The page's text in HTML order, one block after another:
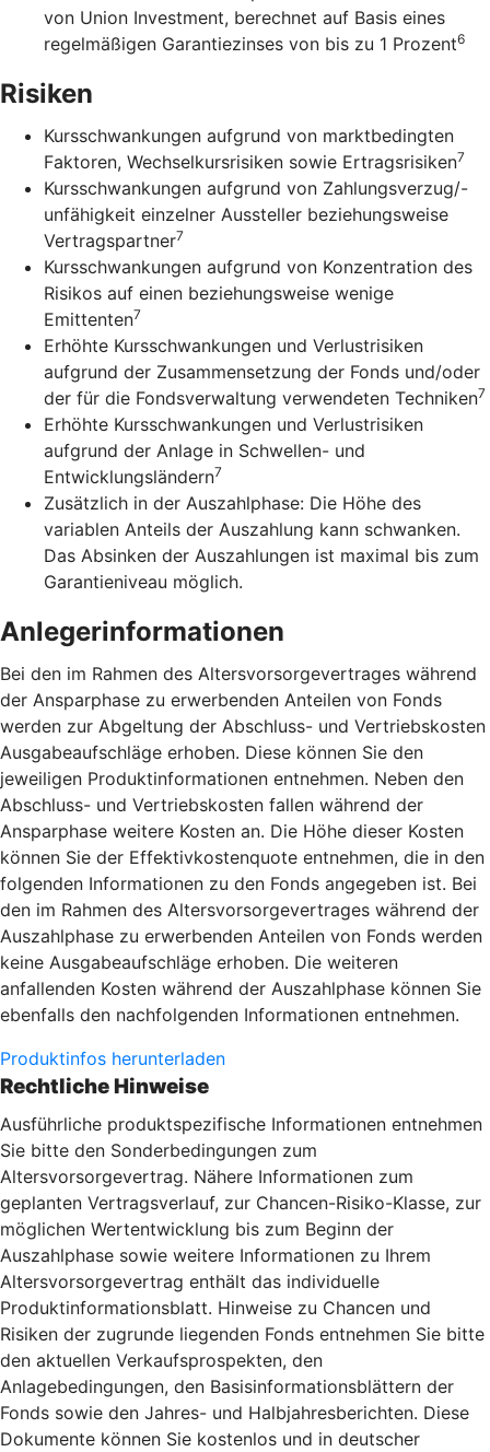
von Union Investment, berechnet auf Basis eines
regelmäßigen Garantiezinses von bis zu 1 Prozent6
Risiken
Kursschwankungen aufgrund von marktbedingten
Faktoren, Wechselkursrisiken sowie Ertragsrisiken7
Kursschwankungen aufgrund von Zahlungsverzug/-
unfähigkeit einzelner Aussteller beziehungsweise
Vertragspartner7
Kursschwankungen aufgrund von Konzentration des
Risikos auf einen beziehungsweise wenige
Emittenten7
Erhöhte Kursschwankungen und Verlustrisiken
aufgrund der Zusammensetzung der Fonds und/oder
der für die Fondsverwaltung verwendeten Techniken7
Erhöhte Kursschwankungen und Verlustrisiken
aufgrund der Anlage in Schwellen- und
Entwicklungsländern7
Zusätzlich in der Auszahlphase: Die Höhe des
variablen Anteils der Auszahlung kann schwanken.
Das Absinken der Auszahlungen ist maximal bis zum
Garantieniveau möglich.
Anlegerinformationen
Bei den im Rahmen des Altersvorsorgevertrages während
der Ansparphase zu erwerbenden Anteilen von Fonds
werden zur Abgeltung der Abschluss- und Vertriebskosten
Ausgabeaufschläge erhoben. Diese können Sie den
jeweiligen Produktinformationen entnehmen. Neben den
Abschluss- und Vertriebskosten fallen während der
Ansparphase weitere Kosten an. Die Höhe dieser Kosten
können Sie der Effektivkostenquote entnehmen, die in den
folgenden Informationen zu den Fonds angegeben ist. Bei
den im Rahmen des Altersvorsorgevertrages während der
Auszahlphase zu erwerbenden Anteilen von Fonds werden
keine Ausgabeaufschläge erhoben. Die weiteren
anfallenden Kosten während der Auszahlphase können Sie
ebenfalls den nachfolgenden Informationen entnehmen.
Produktinfos herunterladen
Rechtliche Hinweise
Ausführliche produktspezifische Informationen entnehmen
Sie bitte den Sonderbedingungen zum
Altersvorsorgevertrag. Nähere Informationen zum
geplanten Vertragsverlauf, zur Chancen-Risiko-Klasse, zur
möglichen Wertentwicklung bis zum Beginn der
Auszahlphase sowie weitere Informationen zu Ihrem
Altersvorsorgevertrag enthält das individuelle
Produktinformationsblatt. Hinweise zu Chancen und
Risiken der zugrunde liegenden Fonds entnehmen Sie bitte
den aktuellen Verkaufsprospekten, den
Anlagebedingungen, den Basisinformationsblättern der
Fonds sowie den Jahres- und Halbjahresberichten. Diese
Dokumente können Sie kostenlos und in deutscher